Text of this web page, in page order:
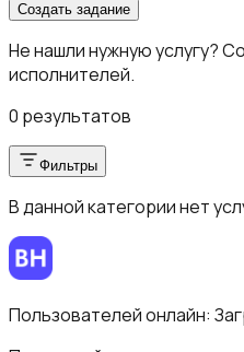
Создать задание
Не нашли нужную услугу?
исполнителей.
0 результатов
Фильтры
В данной категории нет
Пользователей онлайн: